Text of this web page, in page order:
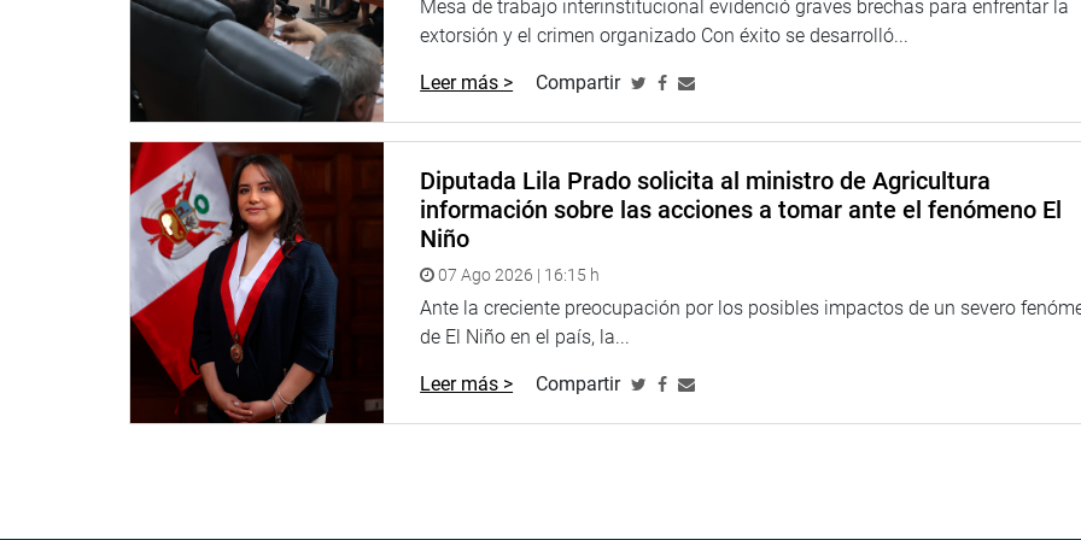
Mesa de trabajo interinstitucional evidenció graves brechas para enfrentar la
extorsión y el crimen organizado Con éxito se desarrolló...
Leer más > Compartir
Diputada Lila Prado solicita al ministro de Agricultura
información sobre las acciones a tomar ante el fenómeno El
Niño
07 Ago 2026 | 16:15 h
Ante la creciente preocupación por los posibles impactos de un severo
de El Niño en el país, la...
Leer más > Compartir